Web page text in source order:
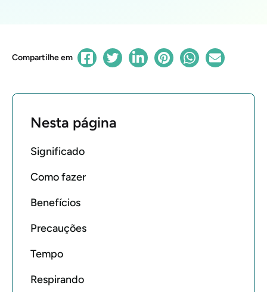
Compartilhe em
Nesta página
Significado
Como fazer
Benefícios
Precauções
Tempo
Respirando